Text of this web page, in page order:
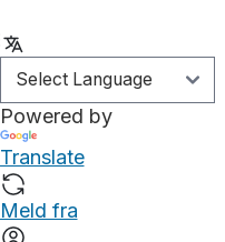
Powered by
Translate
Meld fra